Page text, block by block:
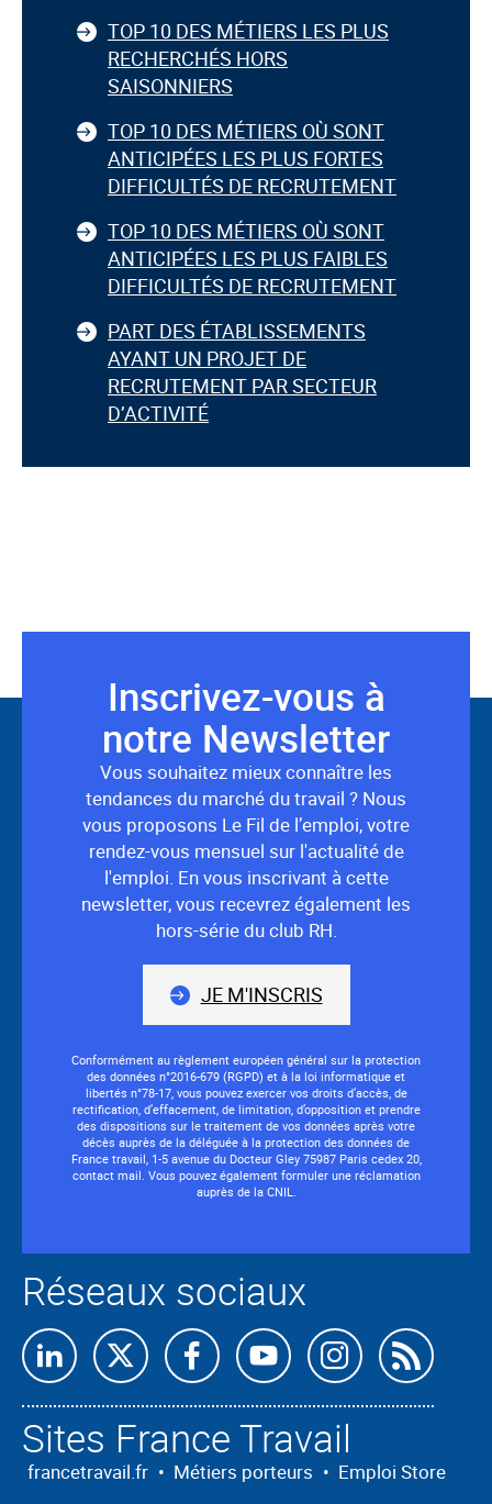
TOP 10 DES MÉTIERS LES PLUS
RECHERCHÉS HORS
SAISONNIERS
TOP 10 DES MÉTIERS OÙ SONT
ANTICIPÉES LES PLUS FORTES
DIFFICULTÉS DE RECRUTEMENT
TOP 10 DES MÉTIERS OÙ SONT
ANTICIPÉES LES PLUS FAIBLES
DIFFICULTÉS DE RECRUTEMENT
PART DES ÉTABLISSEMENTS
AYANT UN PROJET DE
RECRUTEMENT PAR SECTEUR
D’ACTIVITÉ
Suivez-Inscrivez-vous à
notre Newsletter
Vous souhaitez mieux connaître les
tendances du marché du travail ? Nous
vous proposons Le Fil de l’emploi, votre
rendez-vous mensuel sur l'actualité de
l'emploi. En vous inscrivant à cette
newsletter, vous recevrez également les
hors-série du club RH.
JE M'INSCRIS
Conformément au règlement européen général sur la protection
des données n°2016-679 (RGPD) et à la loi informatique et
libertés n°78-17, vous pouvez exercer vos droits d’accès, de
rectification, d’effacement, de limitation, d’opposition et prendre
des dispositions sur le traitement de vos données après votre
décès auprès de la déléguée à la protection des données de
France travail, 1-5 avenue du Docteur Gley 75987 Paris cedex 20,
contact mail. Vous pouvez également formuler une réclamation
auprès de la CNIL.
Réseaux sociaux
nous
nos
Sites France Travail
francetravail.fr • Métiers porteurs • Emploi Store